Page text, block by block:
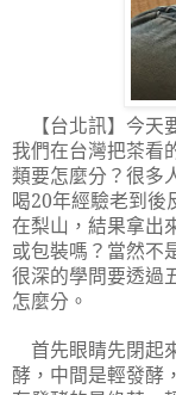
【台北訊】 今天
我們在台灣把茶看
類要怎麼分？很多
喝20年經驗老到後
在梨山，結果拿出
或包裝嗎？當然不
很深的學問要透過
怎麼分。
首先眼睛先閉起
酵，中間是輕發酵